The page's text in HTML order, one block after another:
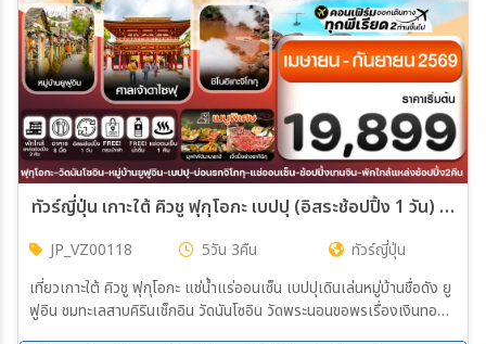
ทัวร์ญี่ปุ่น เกาะใต้ คิวชู ฟุกุโอกะ เบปปุ (อิสระช้อปปิ้ง 1 วัน) 5วัน 3คืน (VZ)
JP_VZ00118 5วัน 3คืน
ทัวร์ญี่ปุ่น
เที่ยวเกาะใต้ คิวชู ฟุกุโอกะ แช่น้ำแร่ออนเซ็น เบปปุเดินเล่นหมู่บ้านชื่อดัง ยู
ฟูอิน ชมทะเลสาบคิรินเช็กอิน วัดนันโซอิน วัดพระนอนขอพรเรื่องเงินทอง